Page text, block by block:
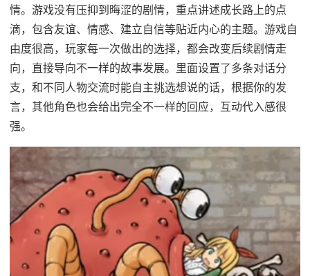
情。游戏没有压抑到晦涩的剧情，重点讲述成长路上的点
滴，包含友谊、情感、建立自信等贴近内心的主题。游戏自
由度很高，玩家每一次做出的选择，都会改变后续剧情走
向，直接导向不一样的故事发展。里面设置了多条对话分
支，和不同人物交流时能自主挑选想说的话，根据你的发
言，其他角色也会给出完全不一样的回应，互动代入感很
强。